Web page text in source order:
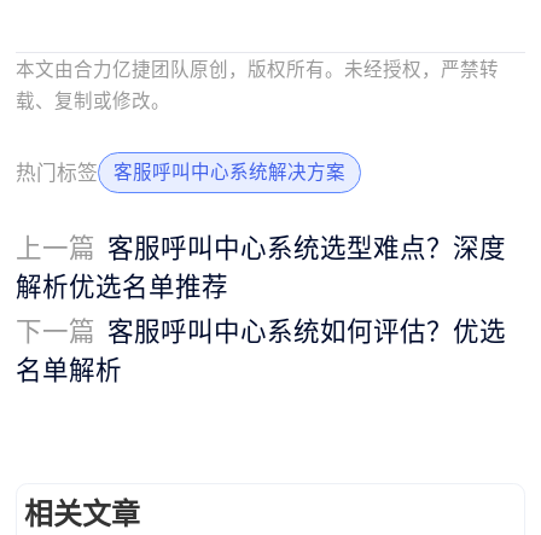
本文由合力亿捷团队原创，版权所有。未经授权，严禁转
载、复制或修改。
热门标签 客服呼叫中心系统解决方案
上一篇 客服呼叫中心系统选型难点？深度
解析优选名单推荐
下一篇 客服呼叫中心系统如何评估？优选
名单解析
相关文章